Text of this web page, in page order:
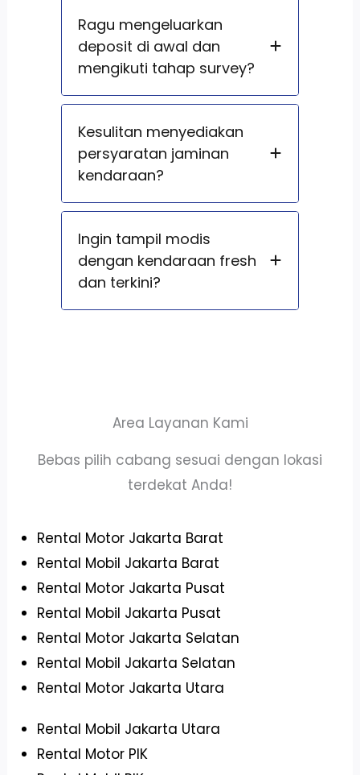
Ragu mengeluarkan
deposit di awal dan
mengikuti tahap survey?
Kesulitan menyediakan
persyaratan jaminan
kendaraan?
Ingin tampil modis
dengan kendaraan fresh
dan terkini?
Area Layanan Kami
Bebas pilih cabang sesuai dengan lokasi
terdekat Anda!
Rental Motor Jakarta Barat
Rental Mobil Jakarta Barat
Rental Motor Jakarta Pusat
Rental Mobil Jakarta Pusat
Rental Motor Jakarta Selatan
Rental Mobil Jakarta Selatan
Rental Motor Jakarta Utara
Rental Mobil Jakarta Utara
Rental Motor PIK